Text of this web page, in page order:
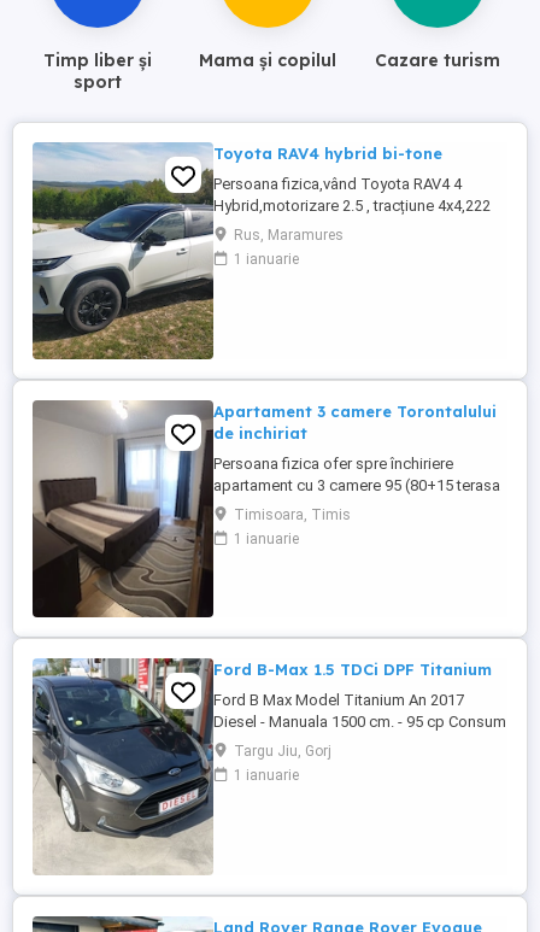
Timp liber și
sport
Mama și copilul Cazare turism
Toyota RAV4 hybrid bi-tone
Persoana fizica,vând Toyota RAV4 4
Hybrid,motorizare 2.5 , tracțiune 4x4,222
CP, producție 2022,prima înmatriculare
Decembrie 2022, achiziționată nouă în
România reprezentanța Toyota,unic
Rus, Maramures
1 ianuarie
Apartament 3 camere Torontalului
de inchiriat
Persoana fizica ofer spre închiriere
apartament cu 3 camere 95 (80+15 terasa
)mp in calea Torontalului complex
Toronto etaj 2 6. Compus din : Living
+bucătărie Hol Doua dormitoare Doua
Apartamentul ...
Timisoara, Timis
1 ianuarie
Ford B-Max 1.5 TDCi DPF Titanium
Ford B Max Model Titanium An 2017
Diesel - Manuala 1500 cm. - 95 cp Consum
redus Se emite factura de Romania și
fiscal Garanție inclusă 12 luni Finanțare
rapidă persoane fizice Credit rapid in 30
Targu Jiu, Gorj
1 ianuarie
Land Rover Range Rover Evoque